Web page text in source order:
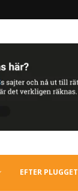
EFTER PLUGGET